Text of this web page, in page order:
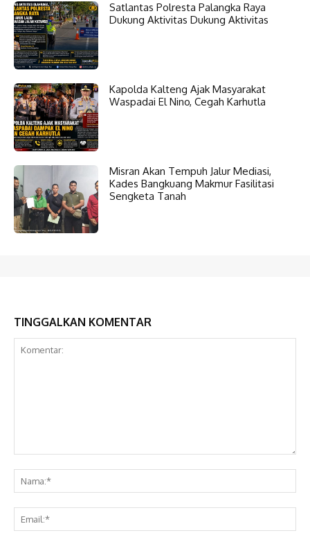
Satlantas Polresta Palangka Raya
Dukung Aktivitas Dukung Aktivitas
Kapolda Kalteng Ajak Masyarakat
Waspadai El Nino, Cegah Karhutla
Misran Akan Tempuh Jalur Mediasi,
Kades Bangkuang Makmur Fasilitasi
Sengketa Tanah
TINGGALKAN KOMENTAR